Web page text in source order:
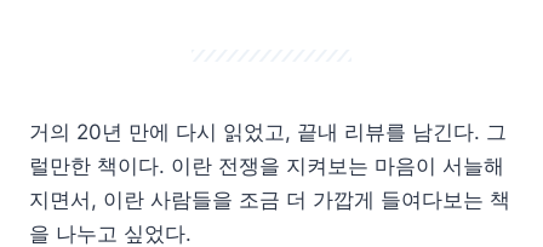
거의 20년 만에 다시 읽었고, 끝내 리뷰를 남긴다. 그
럴만한 책이다. 이란 전쟁을 지켜보는 마음이 서늘해
지면서, 이란 사람들을 조금 더 가깝게 들여다보는 책
을 나누고 싶었다.